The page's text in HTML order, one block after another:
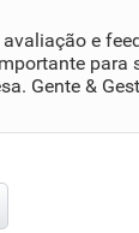
e
para
Gente &